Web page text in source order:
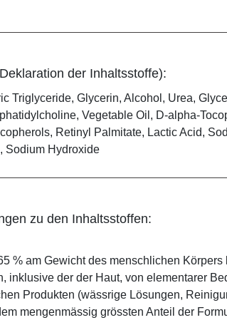
der Inhaltsstoffe):
Triglyceride, Glycerin, Alcohol, Urea,
Vegetable Oil, D-alpha-
Retinyl Palmitate, Lactic Acid,
Sodium Hydroxide
zu den Inhaltsstoffen:
% am Gewicht des menschlichen
inklusive der der Haut, von elementarer
Produkten (wässrige Lösungen,
mengenmässig grössten Anteil der